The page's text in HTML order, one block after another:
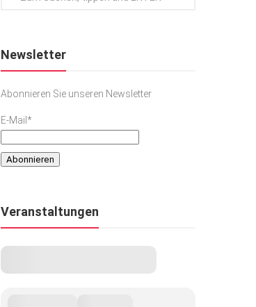
Newsletter
Abonnieren Sie unseren Newsletter
E-Mail*
Veranstaltungen